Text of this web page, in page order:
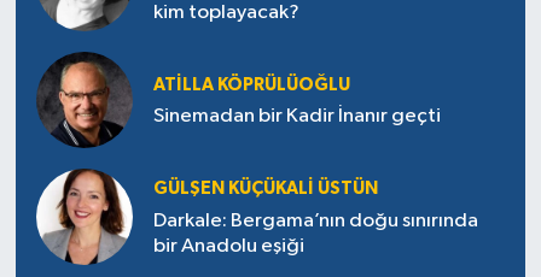
kim toplayacak?
ATILLA KÖPRÜLÜOĞLU
Sinemadan bir Kadir İnanır geçti
GÜLŞEN KÜÇÜKALI ÜSTÜN
Darkale: Bergama’nın doğu sınırında
bir Anadolu eşiği